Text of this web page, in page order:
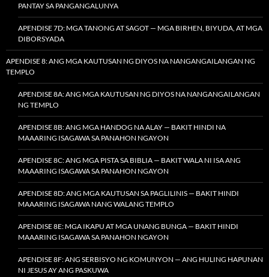
PANTAY SA PANGANGALUNYA
APENDISE 7D: MGA TANONG AT SAGOT — MGA BIRHEN, BIYUDA, AT MGA
DIBORSYADA
APENDISE 8: ANG MGA KAUTUSAN NG DIYOS NA NANGANGAILANGAN NG
TEMPLO
APENDISE 8A: ANG MGA KAUTUSAN NG DIYOS NA NANGANGAILANGAN
NG TEMPLO
APENDISE 8B: ANG MGA HANDOG NA ALAY — BAKIT HINDI NA
MAAARING ISAGAWA SA PANAHON NGAYON
APENDISE 8C: ANG MGA PISTA SA BIBLIA — BAKIT WALA NI ISA ANG
MAAARING ISAGAWA SA PANAHON NGAYON
APENDISE 8D: ANG MGA KAUTUSAN SA PAGLILINIS — BAKIT HINDI
MAAARING ISAGAWA NANG WALANG TEMPLO
APENDISE 8E: MGA IKAPU AT MGA UNANG BUNGA — BAKIT HINDI
MAAARING ISAGAWA SA PANAHON NGAYON
APENDISE 8F: ANG SERBISYO NG KOMUNYON — ANG HULING HAPUNAN
NI JESUS AY ANG PASKUWA